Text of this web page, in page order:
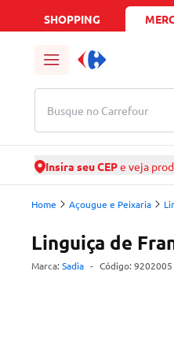
SHOPPING
Busque no Carrefour
Insira seu CEPe veja
Home Açougue e Peixaria
Linguiça de
Marca: Sadia - Código: 9202005